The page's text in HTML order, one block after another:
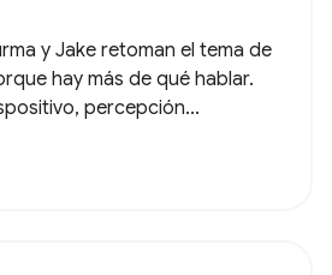
y Jake retoman el tema de
hay más de qué hablar.
percepción...